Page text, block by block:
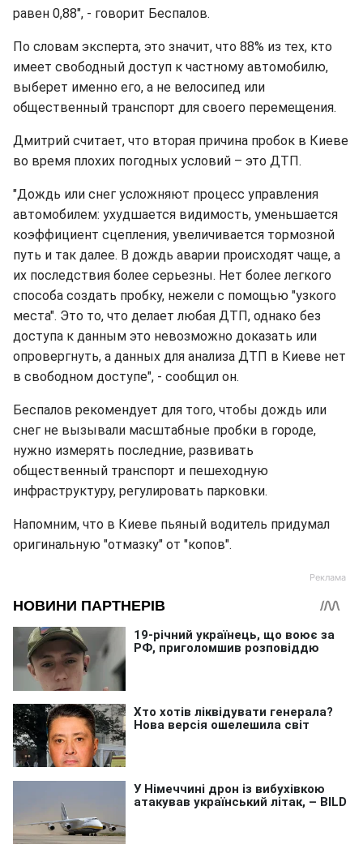
равен 0,88", - говорит Беспалов.
По словам эксперта, это значит, что 88% из тех, кто
имеет свободный доступ к частному автомобилю,
выберет именно его, а не велосипед или
общественный транспорт для своего перемещения.
Дмитрий считает, что вторая причина пробок в Киеве
во время плохих погодных условий – это ДТП.
"Дождь или снег усложняют процесс управления
автомобилем: ухудшается видимость, уменьшается
коэффициент сцепления, увеличивается тормозной
путь и так далее. В дождь аварии происходят чаще, а
их последствия более серьезны. Нет более легкого
способа создать пробку, нежели с помощью "узкого
места". Это то, что делает любая ДТП, однако без
доступа к данным это невозможно доказать или
опровергнуть, а данных для анализа ДТП в Киеве нет
в свободном доступе", - сообщил он.
Беспалов рекомендует для того, чтобы дождь или
снег не вызывали масштабные пробки в городе,
нужно измерять последние, развивать
общественный транспорт и пешеходную
инфраструктуру, регулировать парковки.
Напомним, что в Киеве пьяный водитель придумал
оригинальную "отмазку" от "копов".